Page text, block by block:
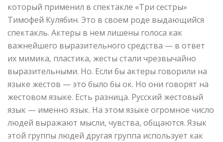
который применил в спектакле «Три сестры»
Тимофей Кулябин. Это в своем роде выдающийся
спектакль. Актеры в нем лишены голоса как
важнейшего выразительного средства — в ответ
их мимика, пластика, жесты стали чрезвычайно
выразительными. Но. Если бы актеры говорили на
языке жестов — это было бы ок. Но они говорят на
жестовом языке. Есть разница. Русский жестовый
язык — именно язык. На этом языке огромное число
людей выражают мысли, чувства, общаются. Язык
этой группы людей другая группа использует как